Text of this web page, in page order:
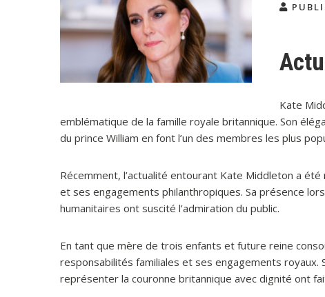
Kate
emblématique de la famille royale britannique. Son
du prince William en font l’un des membres les plus
Récemment, l’actualité entourant Kate Middleton a
et ses engagements philanthropiques. Sa présence
humanitaires ont suscité l’admiration du public.
En tant que mère de trois enfants et future reine
responsabilités familiales et ses engagements
représenter la couronne britannique avec dignité ont